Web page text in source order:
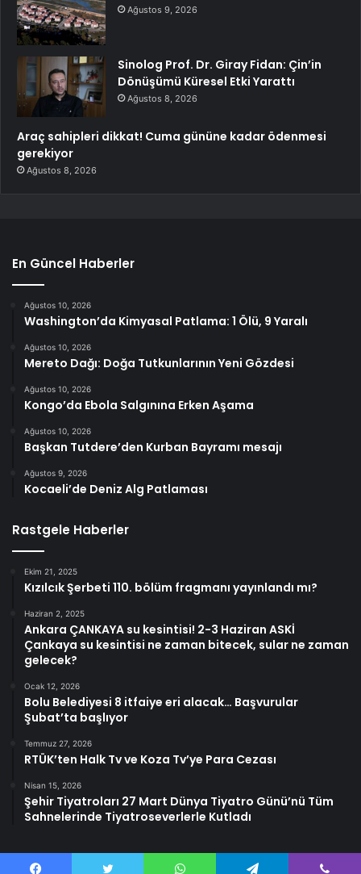
Ağustos 9, 2026
Sinolog Prof. Dr. Giray Fidan: Çin’in
Dönüşümü Küresel Etki Yarattı
Ağustos 8, 2026
Araç sahipleri dikkat! Cuma gününe kadar ödenmesi
gerekiyor
Ağustos 8, 2026
En Güncel Haberler
Ağustos 10, 2026
Washington’da Kimyasal Patlama: 1 Ölü, 9 Yaralı
Ağustos 10, 2026
Mereto Dağı: Doğa Tutkunlarının Yeni Gözdesi
Ağustos 10, 2026
Kongo’da Ebola Salgınına Erken Aşama
Ağustos 10, 2026
Başkan Tutdere’den Kurban Bayramı mesajı
Ağustos 9, 2026
Kocaeli’de Deniz Alg Patlaması
Rastgele Haberler
Ekim 21, 2025
Kızılcık Şerbeti 110. bölüm fragmanı yayınlandı mı?
Haziran 2, 2025
Ankara ÇANKAYA su kesintisi! 2-3 Haziran ASKİ
Çankaya su kesintisi ne zaman bitecek, sular ne zaman
gelecek?
Ocak 12, 2026
Bolu Belediyesi 8 itfaiye eri alacak… Başvurular
Şubat’ta başlıyor
Temmuz 27, 2026
RTÜK’ten Halk Tv ve Koza Tv’ye Para Cezası
Nisan 15, 2026
Şehir Tiyatroları 27 Mart Dünya Tiyatro Günü’nü Tüm
Sahnelerinde Tiyatroseverlerle Kutladı